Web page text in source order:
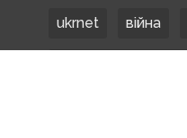
ukrnet війна